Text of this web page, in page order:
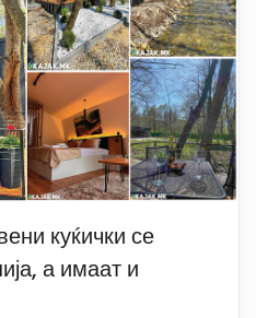
куќички се
а имаат и